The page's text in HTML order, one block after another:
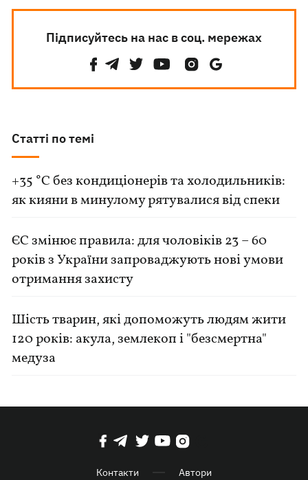
Підписуйтесь на нас в соц. мережах
Статті по темі
+35 °C без кондиціонерів та холодильників:
як кияни в минулому рятувалися від спеки
ЄС змінює правила: для чоловіків 23 – 60
років з України запроваджують нові умови
отримання захисту
Шість тварин, які допоможуть людям жити
120 років: акула, землекоп і "безсмертна"
медуза
Контакти Автори